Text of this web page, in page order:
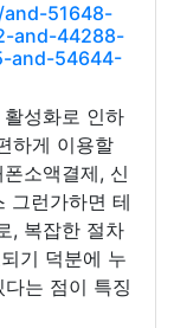
51648-
and-44288-
and-54644-
성화로 인하
하게 이용할
소액결제, 신
그런가하면 테
, 복잡한 절차
기 덕분에 누
는 점이 특징